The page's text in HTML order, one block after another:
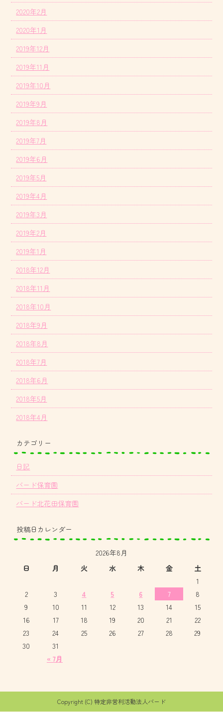
2020年2月
2020年1月
2019年12月
2019年11月
2019年10月
2019年9月
2019年8月
2019年7月
2019年6月
2019年5月
2019年4月
2019年3月
2019年2月
2019年1月
2018年12月
2018年11月
2018年10月
2018年9月
2018年8月
2018年7月
2018年6月
2018年5月
2018年4月
カテゴリー
日記
バード保育園
バード北花田保育園
投稿日カレンダー
2026年8月
日
月 火 水 木 金 土
« 7月
1
2
3 4 5 6 7
8
9
10 11 12 13 14
15
16
17 18 19 20 21
22
23
24 25 26 27 28
29
30
31
Copyright (C) 特定非営利活動法人バード